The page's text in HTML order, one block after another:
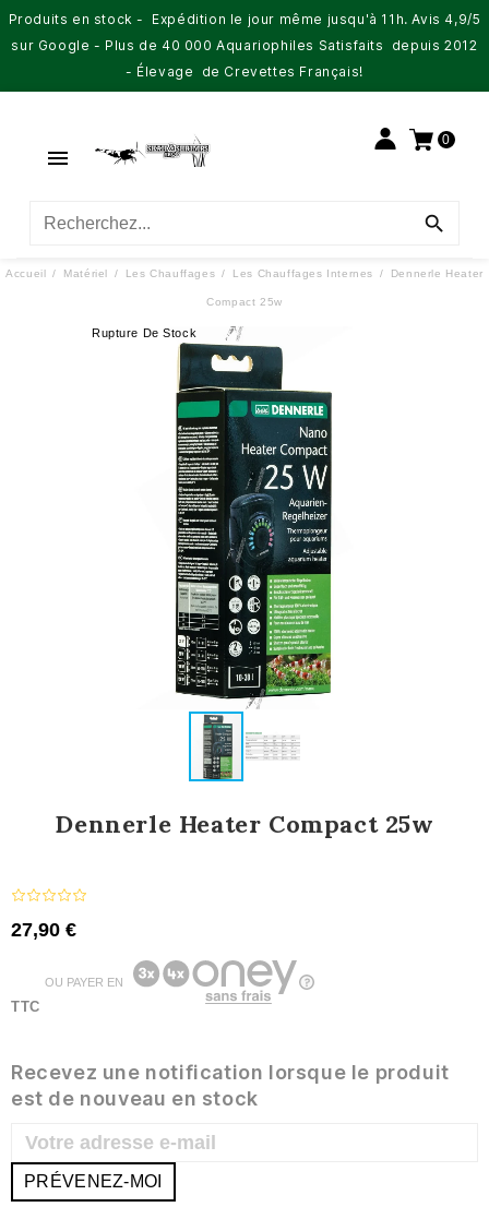
Produits en stock - Expédition le jour même jusqu'à 11h. Avis 4,9/5
sur Google - Plus de 40 000 Aquariophiles Satisfaits depuis 2012
- Élevage de Crevettes Français!

0

Accueil Matériel Les Chauffages Les Chauffages Internes Dennerle Heater
Compact 25w
Rupture De Stock
Dennerle Heater Compact 25w
27,90 €
TTC
OU PAYER EN
Recevez une notification lorsque le produit
est de nouveau en stock
PRÉVENEZ-MOI